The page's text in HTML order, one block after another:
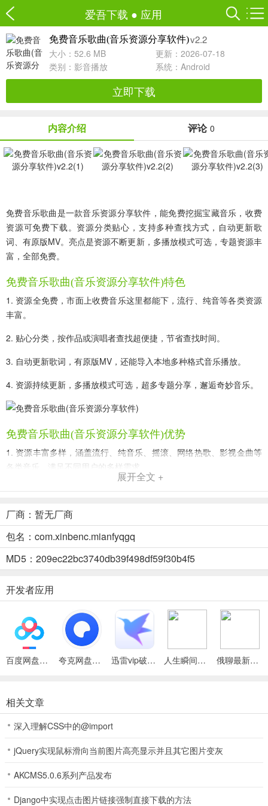
爱吾下载 ● 应用
免费音乐歌曲(音乐资源分享软件)v2.2
大小：52.6 MB
更新：2026-07-18
类别： 影音播放 系统：Android
立即下载
内容介绍 评论 0
免费音乐歌曲是一款音乐资源分享软件，能免费挖掘宝藏音乐，收费
资源可免费下载。资源分类贴心，支持多种查找方式，自动更新歌
词、有原版MV。亮点是资源不断更新，多播放模式可选，专题资源丰
富，全部免费。
免费音乐歌曲(音乐资源分享软件)特色
1. 资源全免费，市面上收费音乐这里都能下，流行、纯音等各类资源
丰富。
2. 贴心分类，按作品或演唱者查找超便捷，节省查找时间。
3. 自动更新歌词，有原版MV，还能导入本地多种格式音乐播放。
4. 资源持续更新，多播放模式可选，超多专题分享，邂逅奇妙音乐。
免费音乐歌曲(音乐资源分享软件)优势
1. 资源丰富多样，涵盖流行、纯音乐、摇滚、网络热歌、影视金曲等
各类音乐，满足不同用户的多样需求。
3. 贴心分类音乐资源，节省查找时间，还能按作品名称、演唱者名称
查找，方便快捷。
4. 自动更新歌词，有原版MV可观看，还支持导入本地音乐资源播
免费音乐歌曲(音乐资源分享软件)怎么样
展开全文 +
厂商：暂无厂商
包名：com.xinbenc.mianfyqgq
MD5：209ec22bc3740db39f498df59f30b4f5
开发者应用
百度网盘绿色免安装Pc电脑版 夸克网盘官方正式版 迅雷vip破解版永久会员2024版 人生瞬间最新手机版 俄聊最新手机版
相关文章
深入理解CSS中的@import
jQuery实现鼠标滑向当前图片高亮显示并且其它图片变灰
AKCMS5.0.6系列产品发布
Django中实现点击图片链接强制直接下载的方法